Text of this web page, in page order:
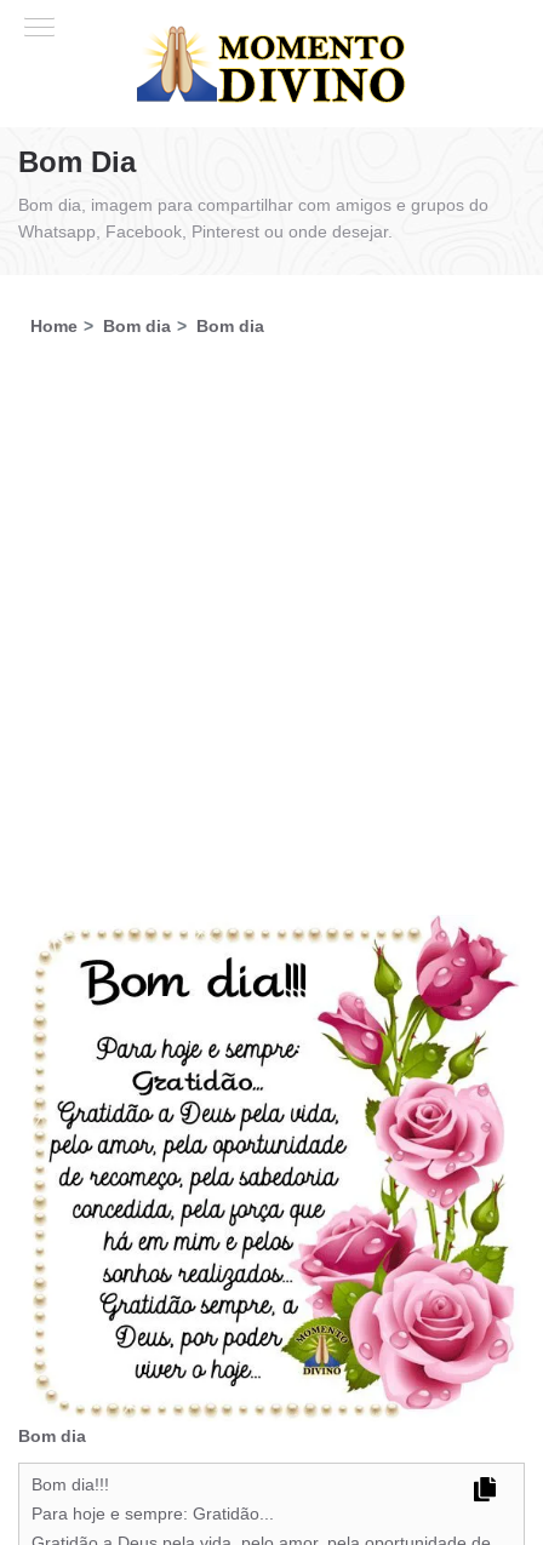
Bom Dia
Bom dia, imagem para compartilhar com amigos e grupos do
Whatsapp, Facebook, Pinterest ou onde desejar.
Home Bom dia Bom dia
Bom dia
Bom dia!!!
Para hoje e sempre: Gratidão...